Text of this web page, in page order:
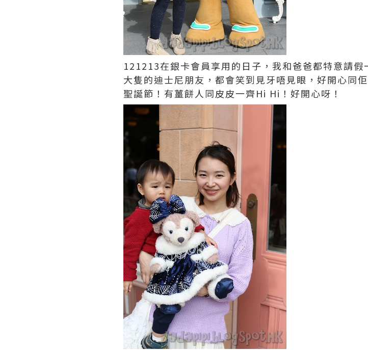
121213在銀卡會員享用的日子，我和爸爸都特意請
大隻的迪士尼朋友，都會笑到見牙唔見眼，好開心同
聖誕節！有薑餅人同皮皮一齊Hi Hi！好開心呀！